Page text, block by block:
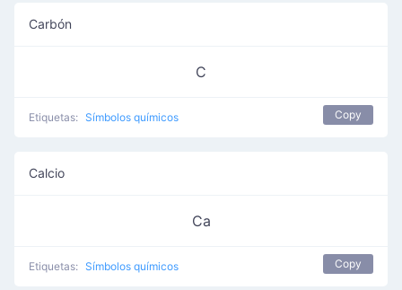
Carbón
C
Etiquetas: Símbolos químicos Copy
Calcio
Ca
Etiquetas: Símbolos químicos Copy